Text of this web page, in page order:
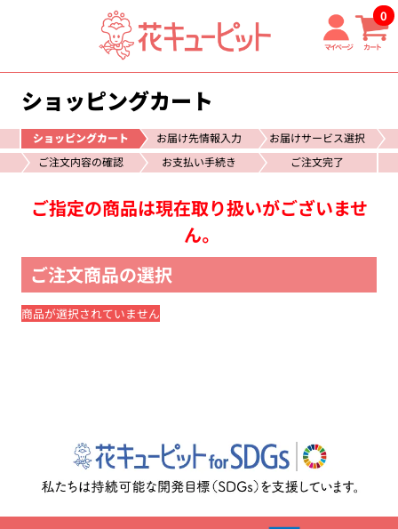
マイページ カート
0
ショッピングカート
ショッピングカート お届け先情報入力
お届けサービス選択
ご注文内容の確認
お支払い手続き ご注文完了
ご指定の商品は現在取り扱いがございませ
ん。
ご注文商品の選択
商品が選択されていません